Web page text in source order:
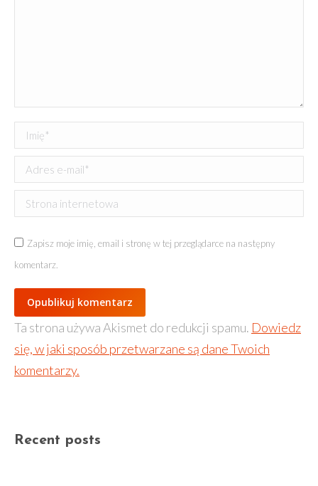
Imię *
Adres e-mail *
Strona internetowa
Zapisz moje imię, email i stronę w tej przeglądarce na następny
komentarz.
Opublikuj komentarz
Ta strona używa Akismet do redukcji spamu. Dowiedz
się, w jaki sposób przetwarzane są dane Twoich
komentarzy.
Recent posts